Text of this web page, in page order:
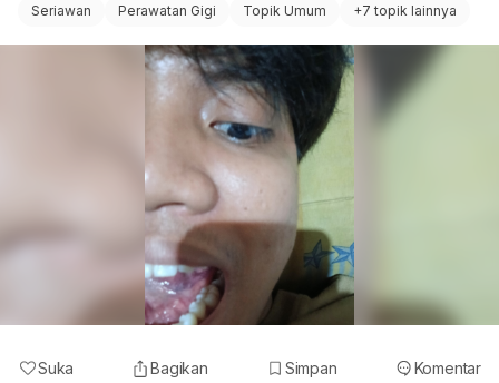
Seriawan Perawatan Gigi Topik Umum +7 topik lainnya
Suka Bagikan Simpan Komentar